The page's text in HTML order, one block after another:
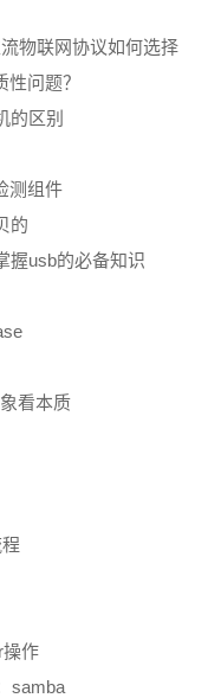
物联网协议如何选择
问题？
的区别
测组件
的
握usb的必备知识
看本质
操作
samba